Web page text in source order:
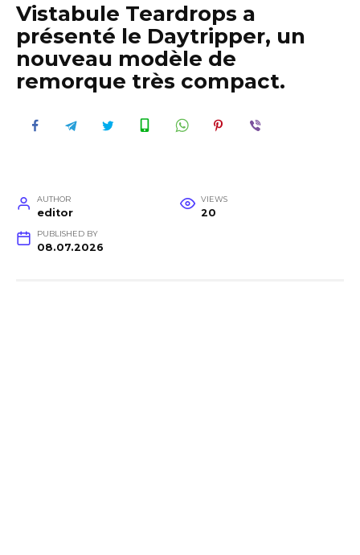
Vistabule Teardrops a
présenté le Daytripper, un
nouveau modèle de
remorque très compact.
AUTHOR
editor
VIEWS
20
PUBLISHED BY
08.07.2026